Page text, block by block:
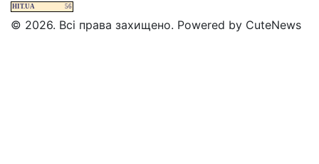
HIT.UA 56
© 2026. Всі права захищено. Powered by CuteNews